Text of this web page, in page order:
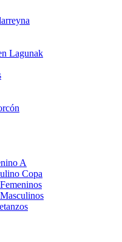
Lagunak
A
Copa